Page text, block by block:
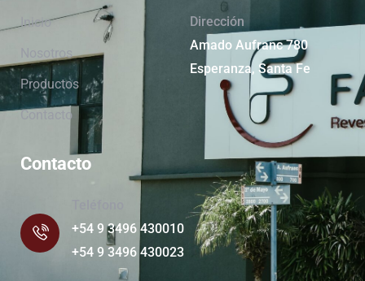
Inicio
Nosotros
Productos
Contacto
Dirección
Amado Aufranc 780
Esperanza, Santa Fe
Contacto
+54 9 3496 430010
+54 9 3496 430023